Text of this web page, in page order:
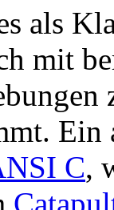
als
mit
Ein
C,